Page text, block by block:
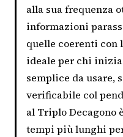
alla sua frequenza
informazioni
quelle coerenti
ideale per chi
semplice da usare,
verificabile col
al Triplo Decagono
tempi più lunghi